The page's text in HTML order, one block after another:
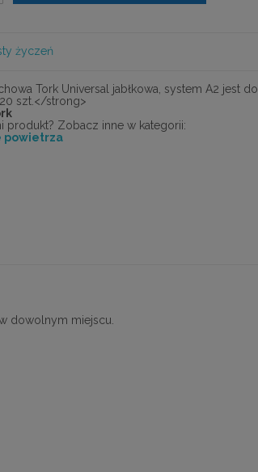
życzeń
Tork Universal jabłkowa, system A2 jest
szt.</strong>
produkt? Zobacz inne w kategorii:
powietrza
dowolnym miejscu.